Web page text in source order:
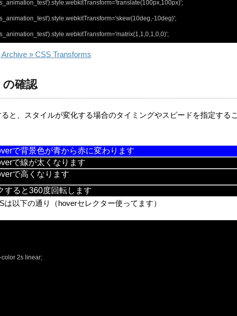
10deg)';
Archive » CSS Transforms
確認
ると、スタイルが変化する場合のタイミングやスピードを指定するこ
で背景色が青から赤に変わります
で線が太くなります
で高くなります
すると360度回転します
以下の通り（hoverセレクター使ってます）
2s linear;